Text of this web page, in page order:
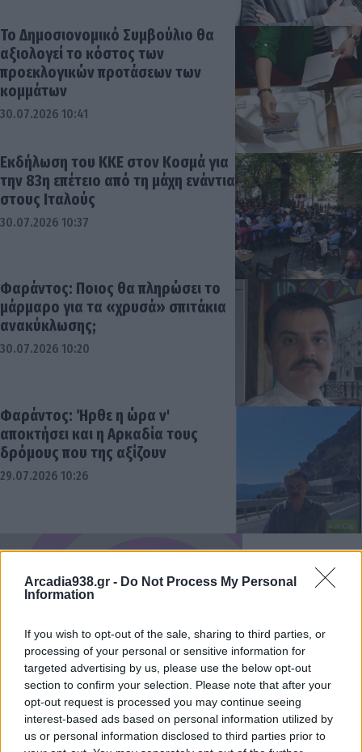
Arcadia938.gr - Do Not Process My Personal
Information
If you wish to opt-out of the sale, sharing to third parties, or
processing of your personal or sensitive information for
targeted advertising by us, please use the below opt-out
section to confirm your selection. Please note that after your
opt-out request is processed you may continue seeing
interest-based ads based on personal information utilized by
us or personal information disclosed to third parties prior to
Το Δημοσιονομικό Συμβούλιο θα
αξιολογεί το κόστος των
προεκλογικών προτάσεων των
κομμάτων
30.07.2026 10:41
Εκδήλωση του ΚΚΕ στον Κοσμά για
την 83η επέτειο από τη μάχη ενάντια
στους Ιταλούς
30.07.2026 10:37
Φαράντος: Ποιος θα πληρώσει το
μάρμαρο για τα «χρυσά» σπιτάκια
ανακύκλωσης;
30.07.2026 10:20
Φαράντος: Ήρθε η ώρα ν'
αποκτήσει και η Αρκαδία τους
δρόμους που της αξίζουν
29.07.2026 10:26
Τατούλης: Αυξήσεις Μητσοτάκη